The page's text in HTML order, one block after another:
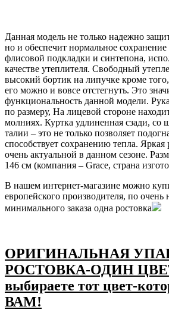
Данная модель не только надежно
но и обеспечит нормальное сохранение
флисовой подкладки и синтепона,
качестве утеплителя. Свободный
высокий бортик на липучке кроме
его можно и вовсе отстегнуть. Это
функциональность данной модели.
по размеру, На лицевой стороне
молниях. Куртка удлиненная сзади, со
талии – это не только позволяет
способствует сохранению тепла. Яркая
очень актуальной в данном сезоне.
146 см (компания – Grace, страна
В нашем интернет-магазине можно
европейского производителя, по очень
минимального заказа одна ростовка
ОРИГИНАЛЬНАЯ
РОСТОВКА-ОДИН
выбираете тот цвет-
ВАМ!